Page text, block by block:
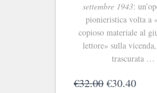
settembre 1943:
pionieristica volta a
copioso materiale al
lettore» sulla
trascurata …
€32.00 Il
€30.40Il